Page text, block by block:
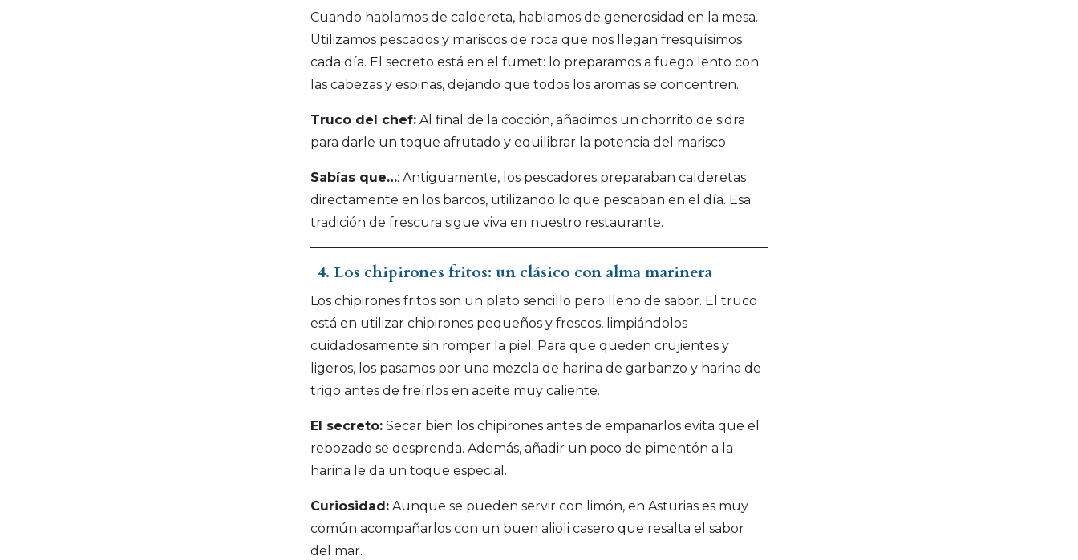
Cuando hablamos de caldereta, hablamos de generosidad en la mesa.
Utilizamos pescados y mariscos de roca que nos llegan fresquísimos
cada día. El secreto está en el fumet: lo preparamos a fuego lento con
las cabezas y espinas, dejando que todos los aromas se concentren.
Truco del chef: Al final de la cocción, añadimos un chorrito de sidra
para darle un toque afrutado y equilibrar la potencia del marisco.
Sabías que…: Antiguamente, los pescadores preparaban calderetas
directamente en los barcos, utilizando lo que pescaban en el día. Esa
tradición de frescura sigue viva en nuestro restaurante.
4. Los chipirones fritos: un clásico con alma marinera
Los chipirones fritos son un plato sencillo pero lleno de sabor. El truco
está en utilizar chipirones pequeños y frescos, limpiándolos
cuidadosamente sin romper la piel. Para que queden crujientes y
ligeros, los pasamos por una mezcla de harina de garbanzo y harina de
trigo antes de freírlos en aceite muy caliente.
El secreto: Secar bien los chipirones antes de empanarlos evita que el
rebozado se desprenda. Además, añadir un poco de pimentón a la
harina le da un toque especial.
Curiosidad: Aunque se pueden servir con limón, en Asturias es muy
común acompañarlos con un buen alioli casero que resalta el sabor
del mar.